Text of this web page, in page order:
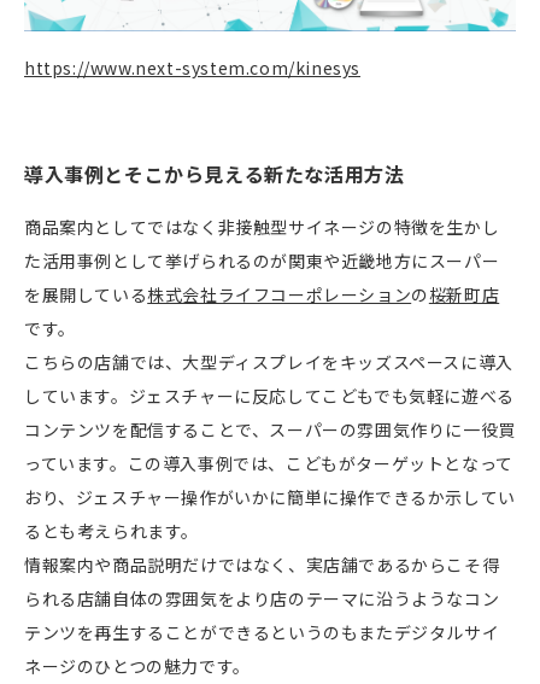
https://www.next-system.com/kinesys
導入事例とそこから見える新たな活用方法
商品案内としてではなく非接触型サイネージの特徴を生かし
た活用事例として挙げられるのが関東や近畿地方にスーパー
を展開している株式会社ライフコーポレーションの桜新町店
です。
こちらの店舗では、大型ディスプレイをキッズスペースに導入
しています。ジェスチャーに反応してこどもでも気軽に遊べる
コンテンツを配信することで、スーパーの雰囲気作りに一役買
っています。この導入事例では、こどもがターゲットとなって
おり、ジェスチャー操作がいかに簡単に操作できるか示してい
るとも考えられます。
情報案内や商品説明だけではなく、実店舗であるからこそ得
られる店舗自体の雰囲気をより店のテーマに沿うようなコン
テンツを再生することができるというのもまたデジタルサイ
ネージのひとつの魅力です。